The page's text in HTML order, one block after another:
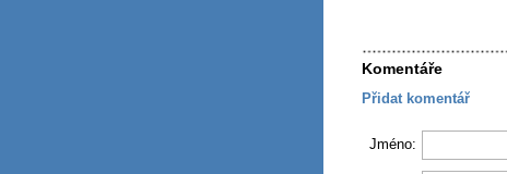
Komentáře
Přidat komentář
Jméno: